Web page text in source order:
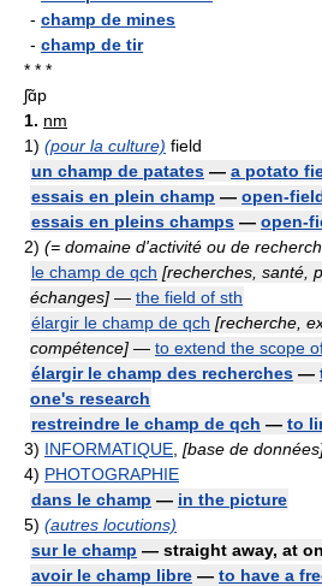
- champ de mines
- champ de tir
* * *
ʃɑ̃p
1. nm
1) (pour la culture) field
un champ de patates — a potato
essais en plein champ — open-
essais en pleins champs — open-
2) (= domaine d'activité ou de
le champ de qch [recherches, santé,
échanges] — the field of sth
élargir le champ de qch [recherche,
compétence] — to extend the scope
élargir le champ des recherches —
one's research
restreindre le champ de qch — to
3) INFORMATIQUE [base de
4) PHOTOGRAPHIE
dans le champ — in the picture
5) (autres locutions)
sur le champ — straight away, at
avoir le champ libre — to have a